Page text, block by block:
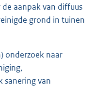
aanpak van diffuus
grond in tuinen
onderzoek naar
sanering van